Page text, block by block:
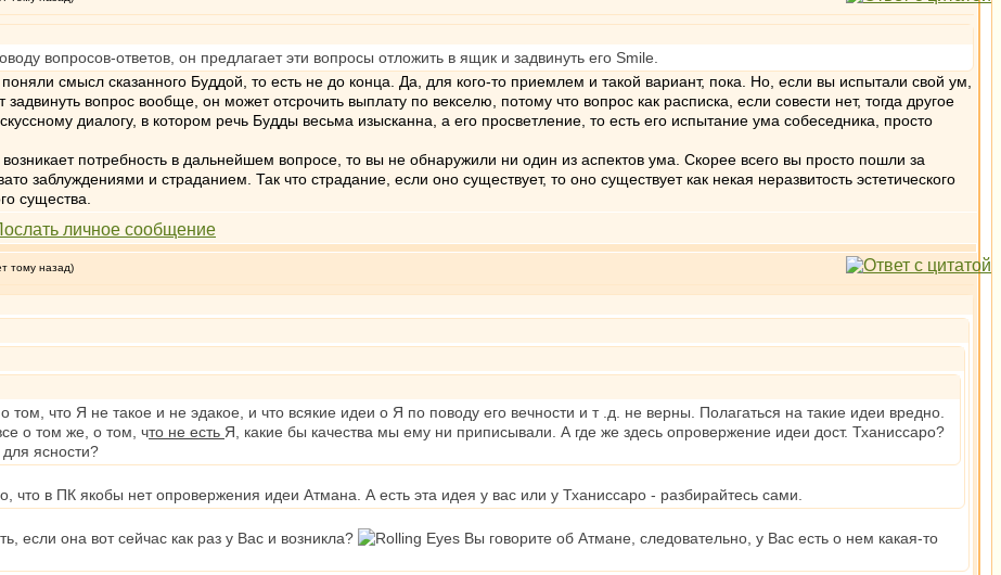
вопросов-ответов, он предлагает эти вопросы отложить в ящик и задвинуть его Smile.
смысл сказанного Буддой, то есть не до конца. Да, для кого-то приемлем и такой вариант, пока. Но, если вы испытали свой ум,
вопрос вообще, он может отсрочить выплату по векселю, потому что вопрос как расписка, если совести нет, тогда другое
диалогу, в котором речь Будды весьма изысканна, а его просветление, то есть его испытание ума собеседника, просто
потребность в дальнейшем вопросе, то вы не обнаружили ни один из аспектов ума. Скорее всего вы просто пошли за
заблуждениями и страданием. Так что страдание, если оно существует, то оно существует как некая неразвитость эстетического
существа.
тому назад)
том, что Я не такое и не эдакое, и что всякие идеи о Я по поводу его вечности и т .д. не верны. Полагаться на такие идеи вредно.
о том же, о том, что не есть Я, какие бы качества мы ему ни приписывали. А где же здесь опровержение идеи дост. Тханиссаро?
ясности?
что в ПК якобы нет опровержения идеи Атмана. А есть эта идея у вас или у Тханиссаро - разбирайтесь сами.
если она вот сейчас как раз у Вас и возникла?
Вы говорите об Атмане, следовательно, у Вас есть о нем какая-то